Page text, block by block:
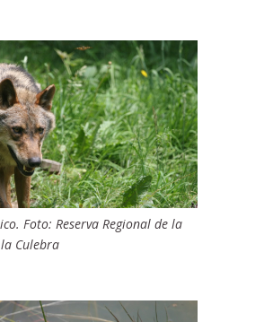
Foto: Reserva Regional de la
Culebra